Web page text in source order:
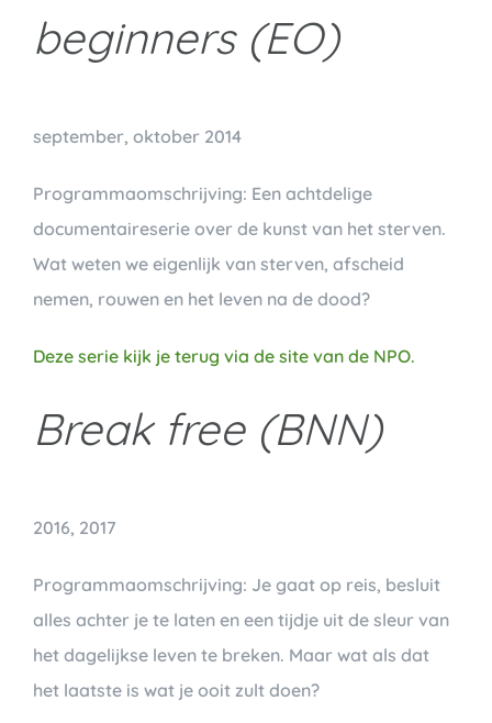
beginners (EO)
september, oktober 2014
Programmaomschrijving: Een achtdelige
documentaireserie over de kunst van het sterven.
Wat weten we eigenlijk van sterven, afscheid
nemen, rouwen en het leven na de dood?
Deze serie kijk je terug via de site van de NPO.
Break free (BNN)
2016, 2017
Programmaomschrijving: Je gaat op reis, besluit
alles achter je te laten en een tijdje uit de sleur van
het dagelijkse leven te breken. Maar wat als dat
het laatste is wat je ooit zult doen?